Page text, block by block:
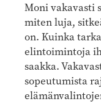
Moni vakavasti
miten luja,
on. Kuinka
elintoimintoja
saakka.
sopeutumista